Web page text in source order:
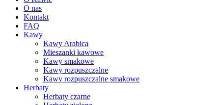
O nas
Kontakt
FAQ
Kawy
Kawy Arabica
Mieszanki kawowe
Kawy smakowe
Kawy rozpuszczalne
Kawy rozpuszczalne smakowe
Herbaty
Herbaty czarne